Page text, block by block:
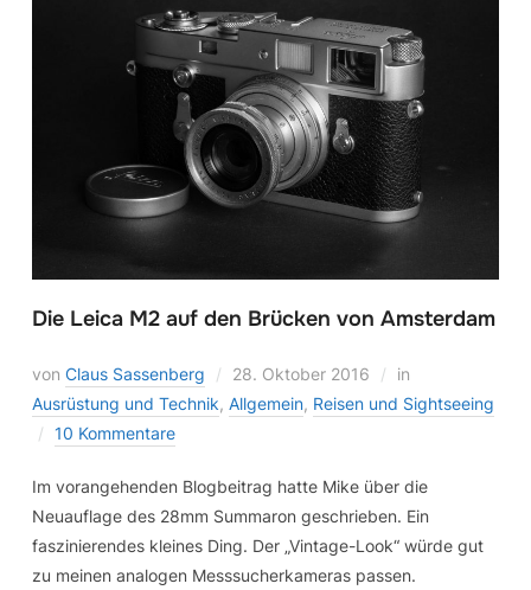
Die Leica M2 auf den Brücken von Amsterdam
von Claus Sassenberg 28. Oktober 2016
in
Ausrüstung und Technik, Allgemein, Reisen und Sightseeing
10 Kommentare
Im vorangehenden Blogbeitrag hatte Mike über die
Neuauflage des 28mm Summaron geschrieben. Ein
faszinierendes kleines Ding. Der „Vintage-Look“ würde gut
zu meinen analogen Messsucherkameras passen.